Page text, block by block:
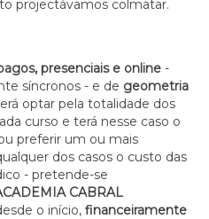
projectávamos colmatar.
presenciais e online -
síncronos - e de geometria
optar pela totalidade dos
curso e terá nesse caso o
preferir um ou mais
dos casos o custo das
- pretende-se
CABRAL
o início, financeiramente